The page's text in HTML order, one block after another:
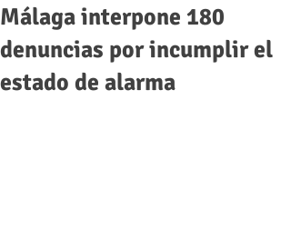
Málaga interpone 180
denuncias por incumplir el
estado de alarma